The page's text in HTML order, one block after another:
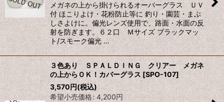
メガネの上から掛けられるオーバーグラス ＵＶ
付 ほこりよけ・花粉防止等に 釣り・園芸・まぶ
しさよけに。偏光レンズ使用で、路面・水面の反
射を防ぎます。６２口 Ｍサイズ ブラックマッ
ト/スモーク偏光 …
３色あり ＳＰＡＬＤＩＮＧ クリアー メガネ
の上からＯＫ！カバーグラス [SPO-107]
3,570円(税込)
希望小売価格: 4,200円